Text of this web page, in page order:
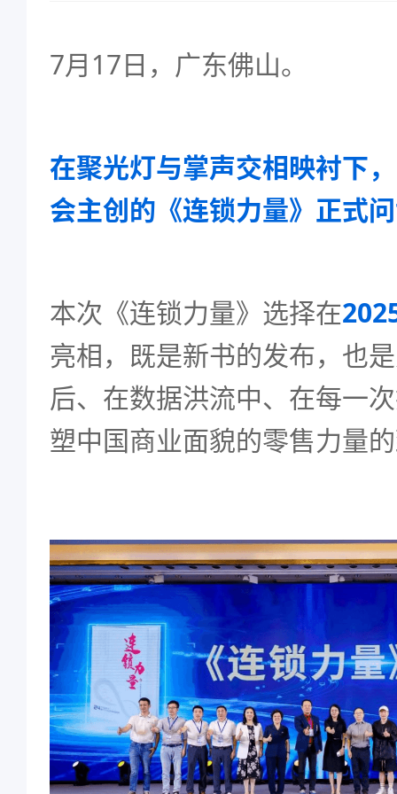
7月17日，广东佛山。
在聚光灯与掌声交相映衬下
会主创的《连锁力量》正式
本次《连锁力量》选择在
亮相，既是新书的发布，也
后、在数据洪流中、在每一
塑中国商业面貌的零售力量